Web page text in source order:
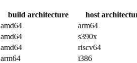
build architecture
host
amd64
arm64
amd64
s390x
amd64
riscv64
arm64
i386